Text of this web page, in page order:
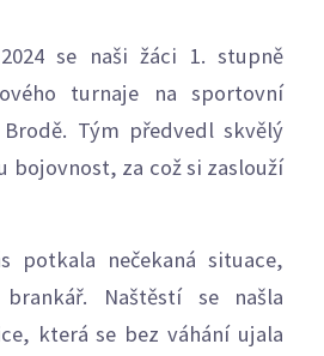
se naši žáci 1. stupně
turnaje na sportovní
Tým předvedl skvělý
bojovnost, za což si zaslouží
potkala nečekaná situace,
Naštěstí se našla
která se bez váhání ujala